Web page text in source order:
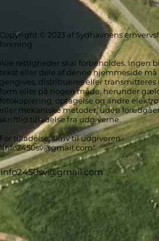
Copyright © 2023 af Sydhavnens
forening
Alle rettigheder skal forbeholdes. Ingen
tekst eller dele af denne hjemmeside må
gengives, distribueres eller transmitteres
form eller på nogen måde, herunder
fotokopiering, optagelse og andre
eller mekaniske metoder, uden
skriftlig tilladelse fra udgiverne.
For tilladelse, skriv til udgiveren
“info2450sv@gmail.com".
info2450sv@gmail.com